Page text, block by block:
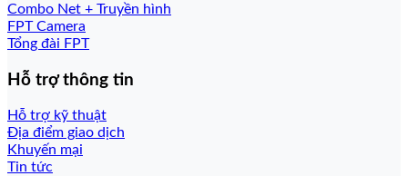
Combo Net + Truyền hình
FPT Camera
Tổng đài FPT
Hỗ trợ thông tin
Hỗ trợ kỹ thuật
Địa điểm giao dịch
Khuyến mại
Tin tức